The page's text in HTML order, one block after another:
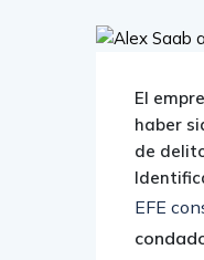
El
haber
de
EFE